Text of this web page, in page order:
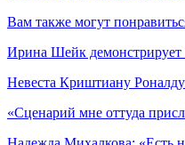
Вам также могут
Ирина Шейк
Невеста Криштиану
«Сценарий мне оттуда